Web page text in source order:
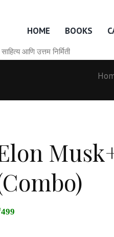
आणि उत्तम निर्मिती
HOME BOOKS